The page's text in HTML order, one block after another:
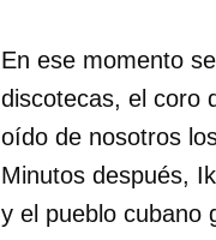
En ese momento
discotecas, el coro
oído de nosotros
Minutos después,
y el pueblo cubano